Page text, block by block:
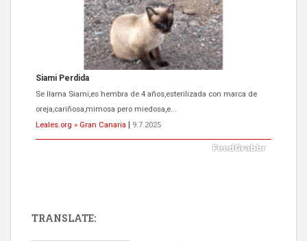
Siami Perdida
Se llama Siami,es hembra de 4 años,esterilizada con marca de
oreja,cariñosa,mimosa pero miedosa,e...
Leales.org » Gran Canaria
9.7.2025
TRANSLATE: